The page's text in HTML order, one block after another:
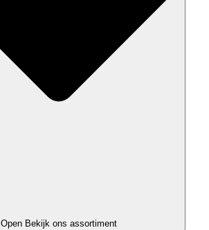
Open Bekijk ons assortiment